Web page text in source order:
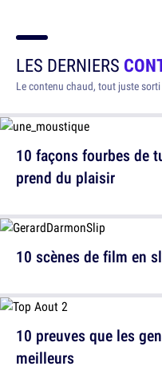
LES DERNIERS
Le contenu chaud, tout juste
10 façons fourbes de
prend du plaisir
10 preuves que les
meilleurs
10 scènes de film en